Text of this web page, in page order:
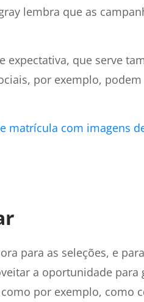
lembra que as
expectativa, que serve
por exemplo,
matrícula com imagens
para as seleções, e
a oportunidade para
por exemplo, como